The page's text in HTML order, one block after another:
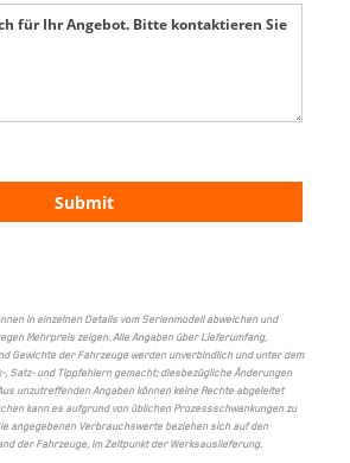
für Ihr Angebot. Bitte kontaktieren Sie
Submit
in einzelnen Details vom Serienmodell abweichen und
Mehrpreis zeigen. Alle Angaben über Lieferumfang,
Gewichte der Fahrzeuge werden unverbindlich und unter dem
Satz- und Tippfehlern gemacht; diesbezügliche Änderungen
unzutreffenden Angaben können keine Rechte abgeleitet
kann es aufgrund von üblichen Prozessschwankungen zu
angegebenen Verbrauchswerte beziehen sich auf den
der Fahrzeuge, im Zeitpunkt der Werksauslieferung.